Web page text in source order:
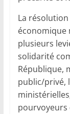
La
économique
plusieurs
solidarité
République,
public/privé,
pourvoyeurs